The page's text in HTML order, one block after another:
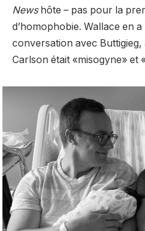
Newshôte – pas pour la
d’homophobie. Wallace en
conversation avec Buttigieg,
Carlson était «misogyne» et